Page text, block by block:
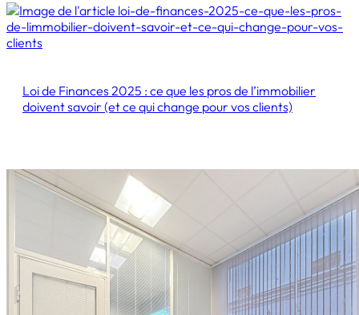
Loi de Finances 2025 : ce que les pros de l’immobilier
doivent savoir (et ce qui change pour vos clients)